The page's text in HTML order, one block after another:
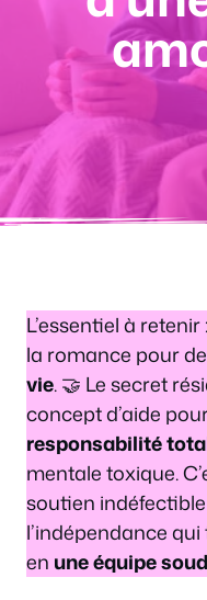
L’essentiel à
la romance pour
vie. 🤝 Le secret
concept d’aide
responsabilité
mentale toxique.
soutien
l’indépendance
en une équipe